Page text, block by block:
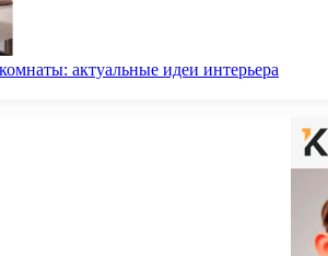
актуальные идеи интерьера